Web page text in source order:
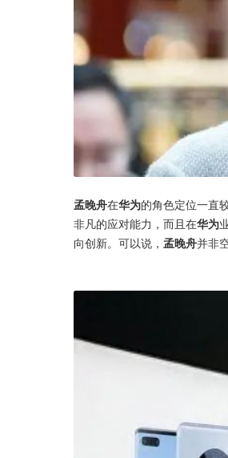
孟晚舟在华为的角色定位一直
非凡的应对能力，而且在华为
向创新。可以说， 孟晚舟并非